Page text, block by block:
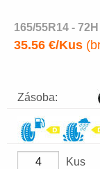
165/55R14 - 72H
35.56 €/Kus
Zásoba:
Kus